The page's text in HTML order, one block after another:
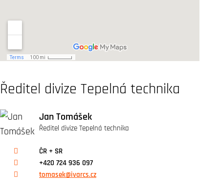
Ředitel divize Tepelná technika
Jan Tomášek
Ředitel divize Tepelná technika
ČR + SR
+420 724 936 097
tomasek@ivarcs.cz